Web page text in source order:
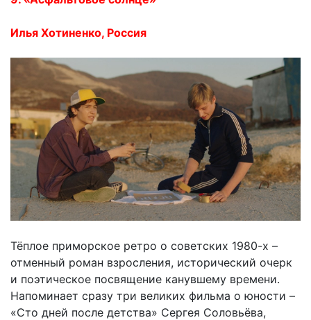
Илья Хотиненко, Россия
Тёплое приморское ретро о советских 1980-х –
отменный роман взросления, исторический очерк
и поэтическое посвящение канувшему времени.
Напоминает сразу три великих фильма о юности –
«Сто дней после детства» Сергея Соловьёва,